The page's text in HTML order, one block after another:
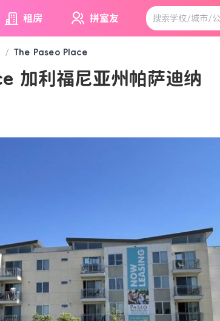
租房 拼室友
/ The Paseo Place
加利福尼亚州帕萨迪纳